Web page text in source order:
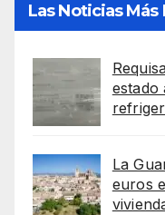
Las Noticias Más
estado
La
euros